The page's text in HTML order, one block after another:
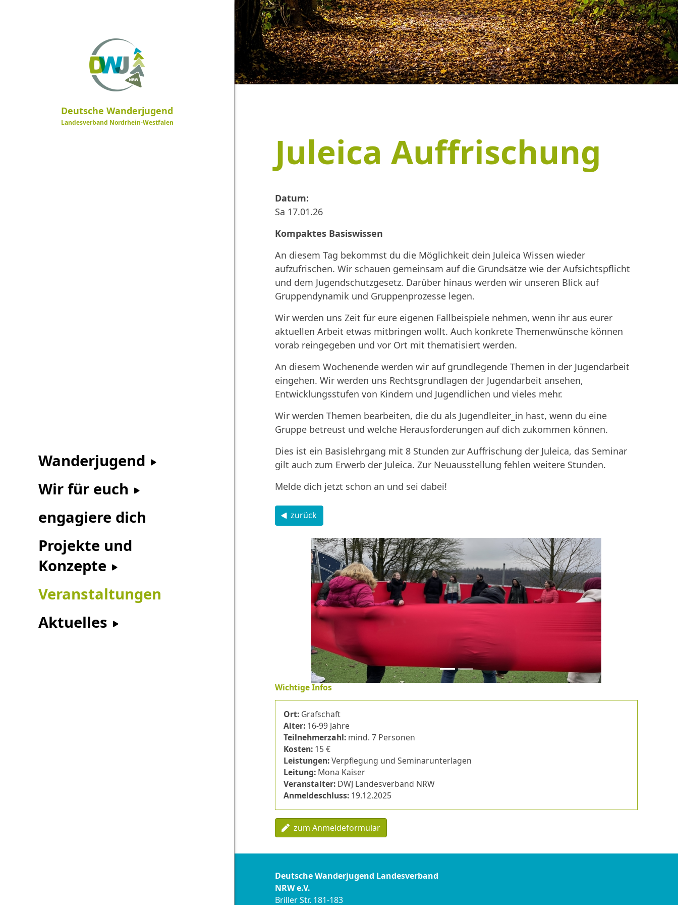
Deutsche Wanderjugend
Landesverband Nordrhein-Westfalen
Wanderjugend
Wir für euch
engagiere dich
Projekte und
Konzepte
Veranstaltungen
Aktuelles
Juleica Auffrischung
Datum:
Sa 17.01.26
Kompaktes Basiswissen
An diesem Tag bekommst du die Möglichkeit dein Juleica Wissen wieder
aufzufrischen. Wir schauen gemeinsam auf die Grundsätze wie der Aufsichtspflicht
und dem Jugendschutzgesetz. Darüber hinaus werden wir unseren Blick auf
Gruppendynamik und Gruppenprozesse legen.
Wir werden uns Zeit für eure eigenen Fallbeispiele nehmen, wenn ihr aus eurer
aktuellen Arbeit etwas mitbringen wollt. Auch konkrete Themenwünsche können
vorab reingegeben und vor Ort mit thematisiert werden.
An diesem Wochenende werden wir auf grundlegende Themen in der Jugendarbeit
eingehen. Wir werden uns Rechtsgrundlagen der Jugendarbeit ansehen,
Entwicklungsstufen von Kindern und Jugendlichen und vieles mehr.
Wir werden Themen bearbeiten, die du als Jugendleiter_in hast, wenn du eine
Gruppe betreust und welche Herausforderungen auf dich zukommen können.
Dies ist ein Basislehrgang mit 8 Stunden zur Auffrischung der Juleica, das Seminar
gilt auch zum Erwerb der Juleica. Zur Neuausstellung fehlen weitere Stunden.
Melde dich jetzt schon an und sei dabei!
zurück
zurück
Wichtige Infos
Ort:Grafschaft
Alter:16-99 Jahre
Teilnehmerzahl:mind. 7 Personen
Kosten:15 €
Leistungen:Verpflegung und Seminarunterlagen
Leitung:Mona Kaiser
Veranstalter:DWJ Landesverband NRW
Anmeldeschluss:19.12.2025
zum Anmeldeformular
Deutsche Wanderjugend Landesverband
NRW e.V.
Briller Str. 181-183